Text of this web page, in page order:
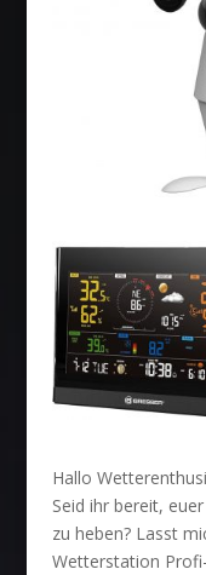
Hallo
Seid ihr bereit,
zu heben? Lasst
Wetterstation